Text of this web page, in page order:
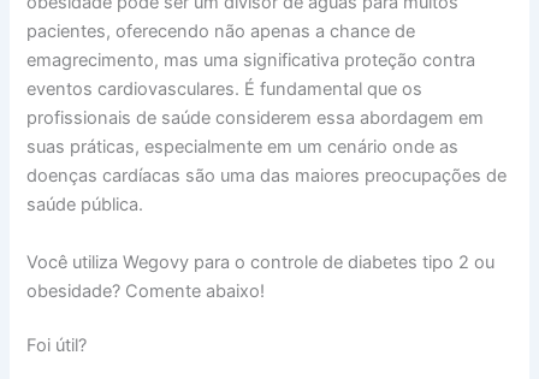
pacientes, oferecendo não apenas a chance de
emagrecimento, mas uma significativa proteção contra
eventos cardiovasculares. É fundamental que os
profissionais de saúde considerem essa abordagem em
suas práticas, especialmente em um cenário onde as
doenças cardíacas são uma das maiores preocupações de
saúde pública.
Você utiliza Wegovy para o controle de diabetes tipo 2 ou
obesidade? Comente abaixo!
Foi útil?